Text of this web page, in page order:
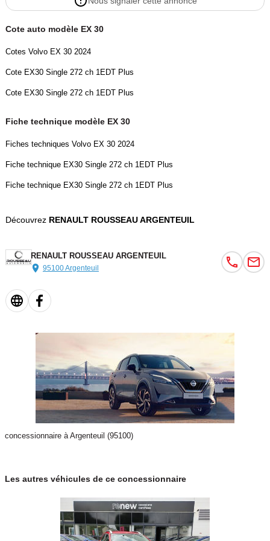
- Peinture non métallisée Bleu Nuage
- Porte-gobelets AV
- Prise 12V dans le coffre
- Radar de stationnement AR
- Radar de stationnement AV
- Réglage en hauteur manuel des ceintures AV
- Rétroviseur intérieur jour/nuit manuel
- Sellerie Marine
- Sonde de température extérieure et horloge
- Séquence lumineuse d?approche
- Toit contrasté Noir Onyx
- Verrouillage de sécurité enfant manuel aux portes AR
Couleur
NOIR
Couleur intérieur
Garantie mécanique
Cote auto modèle EX 30
Cotes Volvo EX 30 2024
Cote EX30 Single 272 ch 1EDT Plus
Cote EX30 Single 272 ch 1EDT Plus
Fiche technique modèle EX 30
Fiches techniques Volvo EX 30 2024
Fiche technique EX30 Single 272 ch 1EDT Plus
Fiche technique EX30 Single 272 ch 1EDT Plus
Découvrez RENAULT ROUSSEAU ARGENTEUIL
RENAULT ROUSSEAU ARGENTEUIL
95100 Argenteuil
concessionnaire à Argenteuil (95100)
Les autres véhicules de ce concessionnaire